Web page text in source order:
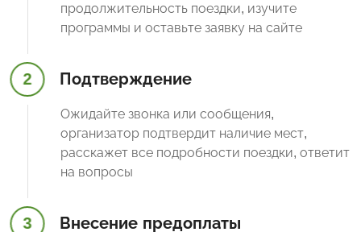
продолжительность поездки, изучите
программы и оставьте заявку на сайте
2 Подтверждение
Ожидайте звонка или сообщения,
организатор подтвердит наличие мест,
расскажет все подробности поездки, ответит
на вопросы
3 Внесение предоплаты